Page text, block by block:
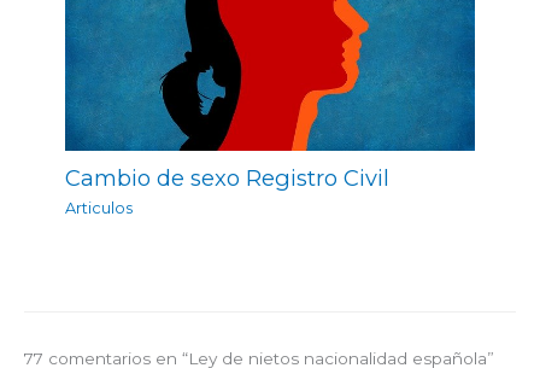
Cambio de sexo Registro Civil
Articulos
77 comentarios en “Ley de nietos nacionalidad española”